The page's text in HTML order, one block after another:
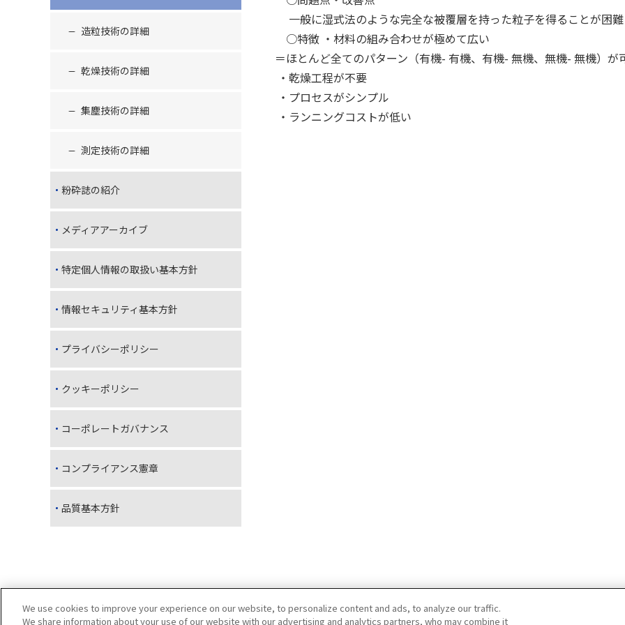
造粒技術の詳細
乾燥技術の詳細
集塵技術の詳細
測定技術の詳細
粉砕誌の紹介
メディアアーカイブ
特定個人情報の取扱い基本方針
情報セキュリティ基本方針
プライバシーポリシー
クッキーポリシー
コーポレートガバナンス
コンプライアンス憲章
品質基本方針
一般に湿式法のような完全な被覆層を持った粒子を得ることが困難
○特徴 ・材料の組み合わせが極めて広い
＝ほとんど全てのパターン（有機- 有機、有機- 無機、無機- 無機）が
・乾燥工程が不要
・プロセスがシンプル
・ランニングコストが低い
We use cookies to improve your experience on our website, to personalize content and ads, to analyze our traffic.
We share information about your use of our website with our advertising and analytics partners, who may combine it